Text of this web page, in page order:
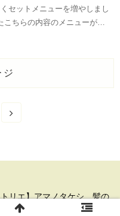
セットメニューを増やしまし
ちらの内容のメニューが正
次
リエ】アマノタケシ 髪の
Reserved.